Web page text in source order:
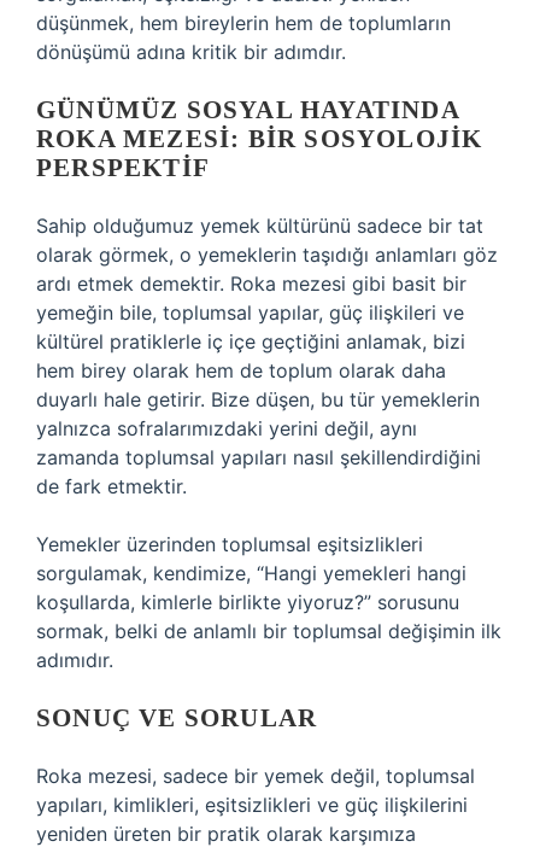
düşünmek, hem bireylerin hem de toplumların
dönüşümü adına kritik bir adımdır.
GÜNÜMÜZ SOSYAL HAYATINDA
ROKA MEZESI: BIR SOSYOLOJIK
PERSPEKTIF
Sahip olduğumuz yemek kültürünü sadece bir tat
olarak görmek, o yemeklerin taşıdığı anlamları göz
ardı etmek demektir. Roka mezesi gibi basit bir
yemeğin bile, toplumsal yapılar, güç ilişkileri ve
kültürel pratiklerle iç içe geçtiğini anlamak, bizi
hem birey olarak hem de toplum olarak daha
duyarlı hale getirir. Bize düşen, bu tür yemeklerin
yalnızca sofralarımızdaki yerini değil, aynı
zamanda toplumsal yapıları nasıl şekillendirdiğini
de fark etmektir.
Yemekler üzerinden toplumsal eşitsizlikleri
sorgulamak, kendimize, “Hangi yemekleri hangi
koşullarda, kimlerle birlikte yiyoruz?” sorusunu
sormak, belki de anlamlı bir toplumsal değişimin ilk
adımıdır.
SONUÇ VE SORULAR
Roka mezesi, sadece bir yemek değil, toplumsal
yapıları, kimlikleri, eşitsizlikleri ve güç ilişkilerini
yeniden üreten bir pratik olarak karşımıza